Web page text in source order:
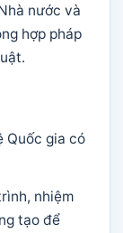
nước và
hợp pháp
Quốc gia có
nhiệm
tạo để